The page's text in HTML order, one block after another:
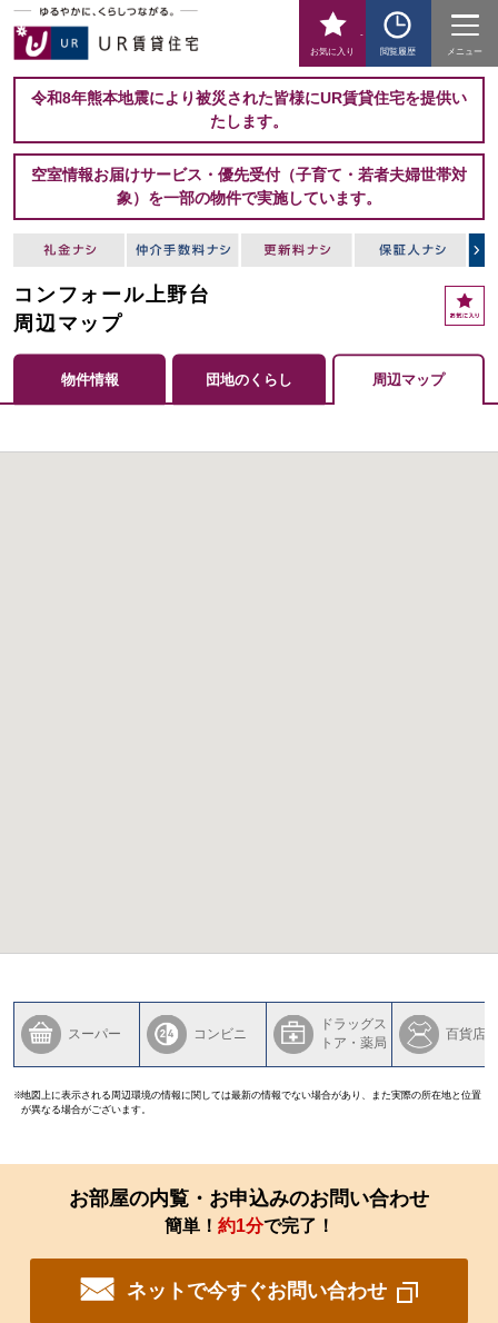
お気に入り
-
閲覧履歴
メニュー
令和8年熊本地震により被災された皆様にUR賃貸住宅を提供い
たします。
空室情報お届けサービス・優先受付（子育て・若者夫婦世帯対
象）を一部の物件で実施しています。
コンフォール上野台
周辺マップ
物件情報 団地のくらし 周辺マップ
スーパー コンビニ
ドラッグス
トア・薬局
百貨店
地図上に表示される周辺環境の情報に関しては最新の情報でない場合があり、また実際の所在地と位置
が異なる場合がございます。
お部屋の内覧・お申込みのお問い合わせ
簡単！ 約1分で完了！
ネットで今すぐお問い合わせ